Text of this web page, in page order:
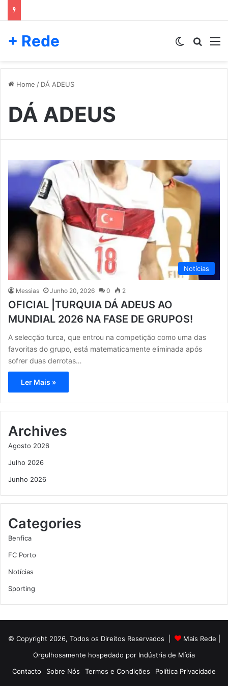
+ Rede Switch skin
Home / DÁ ADEUS
DÁ ADEUS
Notícias
Messias Junho 20, 2026 0 2
OFICIAL |TURQUIA DÁ ADEUS AO
MUNDIAL 2026 NA FASE DE GRUPOS!
A selecção turca, que entrou na competição como uma das
favoritas do grupo, está matematicamente eliminada após
sofrer duas derrotas…
Ler Mais »
Archives
Agosto 2026
Julho 2026
Junho 2026
Categories
Benfica
FC Porto
Notícias
Sporting
© Copyright 2026, Todos os Direitos Reservados | Mais Rede
Orgulhosamente hospedado por Indústria de Mídia
Contacto
Sobre Nós Termos e Condições Política Privacidade